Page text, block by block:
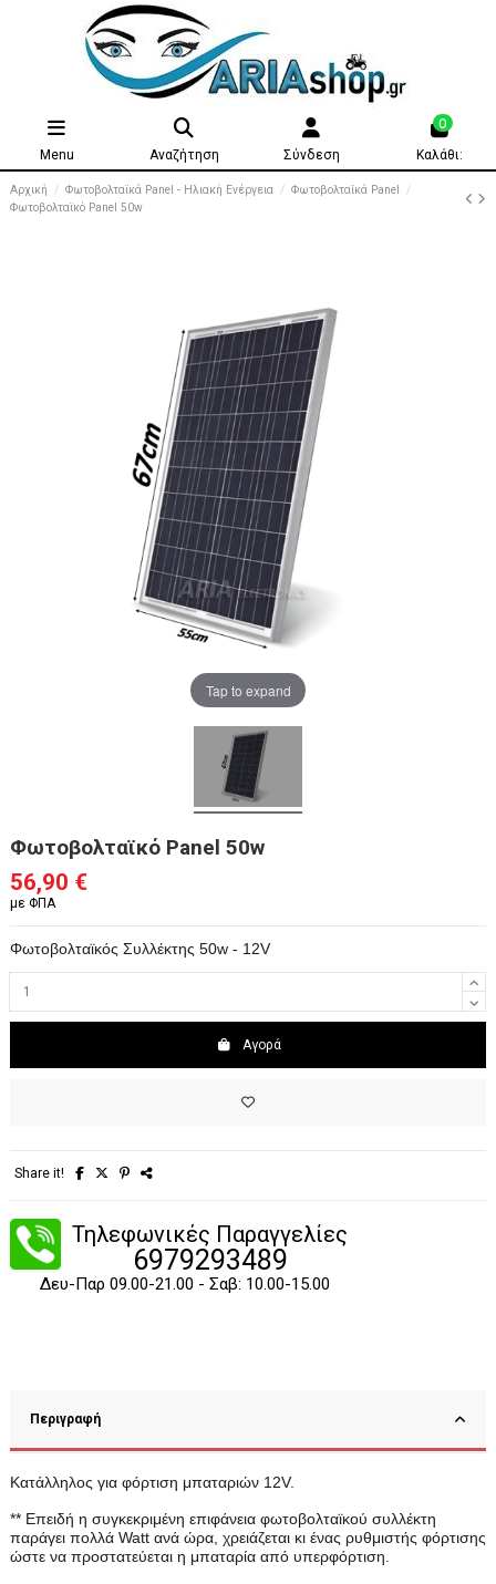
Menu Αναζήτηση Σύνδεση
0
Καλάθι:
Αρχική Φωτοβολταϊκά Panel - Ηλιακή Ενέργεια
Φωτοβολταϊκά Panel
Φωτοβολταϊκό Panel 50w
Tap to expand
Φωτοβολταϊκό Panel 50w
56,90 €
με ΦΠΑ
Φωτοβολταϊκός Συλλέκτης 50w - 12V
Αγορά
Share it!
Τηλεφωνικές Παραγγελίες
6979293489
Δευ-Παρ 09.00-21.00 - Σαβ: 10.00-15.00
Περιγραφή
Κατάλληλος για φόρτιση μπαταριών 12V.
** Επειδή η συγκεκριμένη επιφάνεια φωτοβολταϊκού συλλέκτη
παράγει πολλά Watt ανά ώρα, χρειάζεται κι ένας ρυθμιστής φόρτισης
ώστε να προστατεύεται η μπαταρία από υπερφόρτιση.